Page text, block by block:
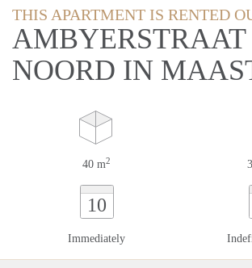
THIS APARTMENT IS RENTED
AMBYERSTRAAT
NOORD IN
40 m2
10
Immediately